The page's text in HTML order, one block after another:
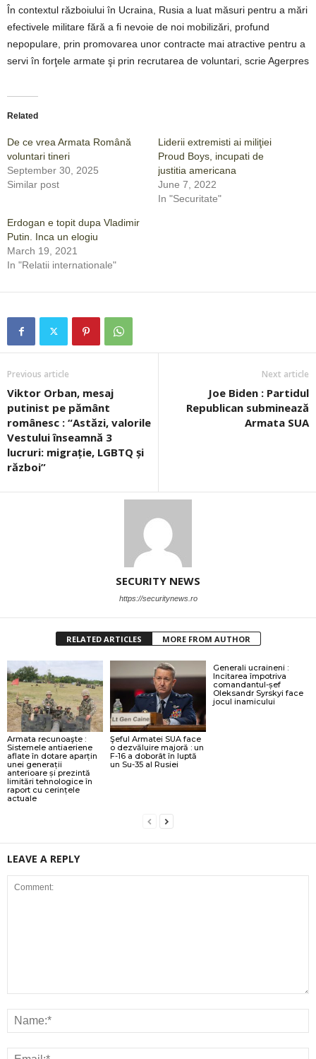
În contextul războiului în Ucraina, Rusia a luat măsuri pentru a mări
efectivele militare fără a fi nevoie de noi mobilizări, profund
nepopulare, prin promovarea unor contracte mai atractive pentru a
servi în forţele armate şi prin recrutarea de voluntari, scrie Agerpres
Related
De ce vrea Armata Română
voluntari tineri
September 30, 2025
Similar post
Liderii extremisti ai miliţiei
Proud Boys, incupati de
justitia americana
June 7, 2022
In "Securitate"
Erdogan e topit dupa Vladimir
Putin. Inca un elogiu
March 19, 2021
In "Relatii internationale"
Previous article
Viktor Orban, mesaj
putinist pe pământ
românesc : “Astăzi, valorile
Vestului înseamnă 3
lucruri: migrație, LGBTQ și
război”
Next article
Joe Biden : Partidul
Republican subminează
Armata SUA
SECURITY NEWS
https://securitynews.ro
RELATED ARTICLES MORE FROM AUTHOR
Armata recunoaşte :
Sistemele antiaeriene
aflate în dotare aparțin
unei generații
anterioare și prezintă
limitări tehnologice în
raport cu cerințele
actuale
Şeful Armatei SUA face
o dezvăluire majoră : un
F-16 a doborât în luptă
un Su-35 al Rusiei
Generali ucraineni :
Incitarea împotriva
comandantul-șef
Oleksandr Syrskyi face
jocul inamicului
LEAVE A REPLY